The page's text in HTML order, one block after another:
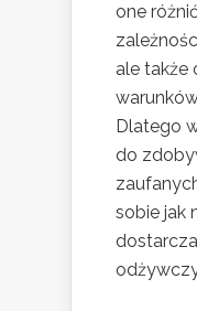
one
ale także
Dlatego
do
sobie jak